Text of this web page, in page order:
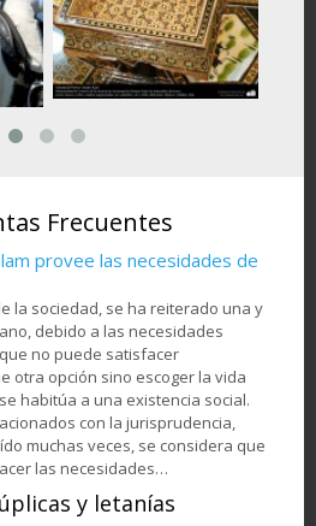
Artesanía- Jatam Kari
Frecuentes
provee las necesidades de
la sociedad, se ha reiterado una y
debido a las necesidades
no puede satisfacer
otra opción sino escoger la vida
habitúa a una existencia social.
con la jurisprudencia,
muchas veces, se considera que
las necesidades…
y letanías